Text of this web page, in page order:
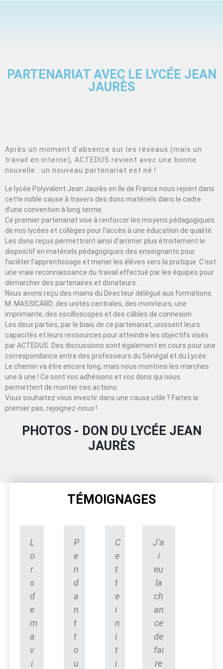
PARTENARIAT AVEC LE LYCÉE JEAN
JAURÈS
Après un moment d’absence sur les réseaux (mais un
travail en interne), ACTEDUS revient avec une bonne
nouvelle : un nouveau partenariat est né !
Le lycée Polyvalent Jean Jaurès en île de France nous rejoint dans
cette noble cause à travers des dons matériels dans le cadre
d’une convention à long terme.
Ce premier partenariat vise à renforcer les moyens pédagogiques
de nos lycées et collèges pour l’accès à une éducation de qualité.
Les dons reçus permettront ainsi d’arrimer plus étroitement le
dispositif en matériels pédagogiques des enseignants pour
faciliter l’apprentissage et mener les élèves vers la pratique. C’est
une vraie reconnaissance du travail effectué par les équipes pour
démarcher des partenaires et donateurs.
Nous avons reçu des mains du Directeur délégué aux formations
M. MASSICARD: des unités centrales, des moniteurs, une
imprimante, des oscilloscopes et des câbles de connexion.
Les deux parties, par le biais de ce partenariat, unissent leurs
capacités et leurs ressources pour atteindre les objectifs visés
par ACTEDUS. Des discussions sont également en cours pour une
correspondance entre des professeurs du Sénégal et du Lycée.
Le chemin va être encore long, mais nous montons les marches
une à une ! Ce sont vos adhésions et vos dons qui nous
permettent de monter ces actions.
Vous souhaitez vous investir dans une cause utile ? Faites le
premier pas, rejoignez-nous !
PHOTOS - DON DU LYCÉE JEAN
JAURÈS
TÉMOIGNAGES
L
o
r
s
d
e
m
a
v
i
P
e
n
d
a
n
t
t
o
u
C
e
t
t
e
i
n
i
t
i
J'a
i
eu
la
ch
an
ce
de
fai
re